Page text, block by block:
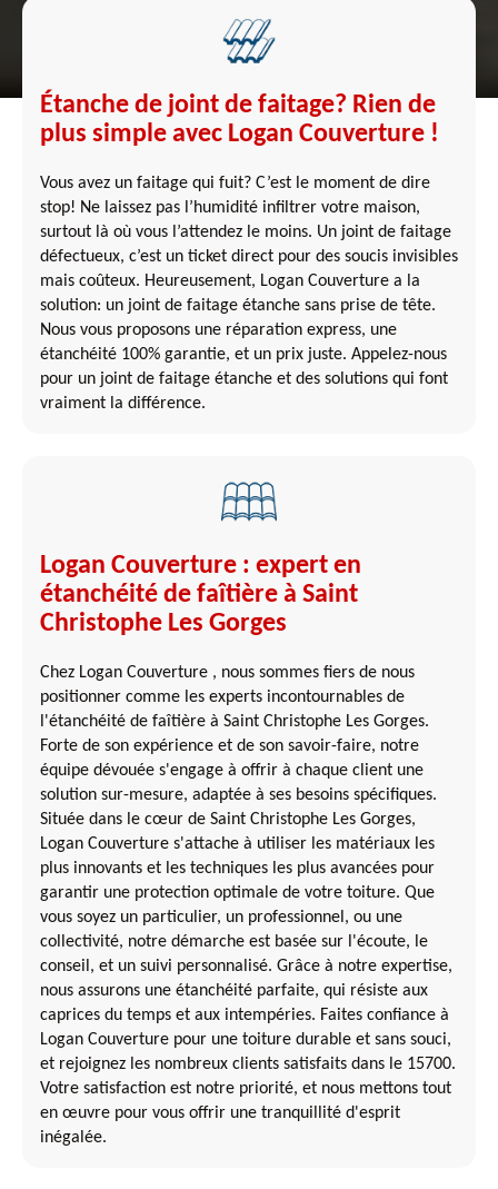
Étanche de joint de faitage? Rien de
plus simple avec Logan Couverture !
Vous avez un faitage qui fuit? C’est le moment de dire
stop! Ne laissez pas l’humidité infiltrer votre maison,
surtout là où vous l’attendez le moins. Un joint de faitage
défectueux, c’est un ticket direct pour des soucis invisibles
mais coûteux. Heureusement, Logan Couverture a la
solution: un joint de faitage étanche sans prise de tête.
Nous vous proposons une réparation express, une
étanchéité 100% garantie, et un prix juste. Appelez-nous
pour un joint de faitage étanche et des solutions qui font
vraiment la différence.
Logan Couverture : expert en
étanchéité de faîtière à Saint
Christophe Les Gorges
Chez Logan Couverture , nous sommes fiers de nous
positionner comme les experts incontournables de
l'étanchéité de faîtière à Saint Christophe Les Gorges.
Forte de son expérience et de son savoir-faire, notre
équipe dévouée s'engage à offrir à chaque client une
solution sur-mesure, adaptée à ses besoins spécifiques.
Située dans le cœur de Saint Christophe Les Gorges,
Logan Couverture s'attache à utiliser les matériaux les
plus innovants et les techniques les plus avancées pour
garantir une protection optimale de votre toiture. Que
vous soyez un particulier, un professionnel, ou une
collectivité, notre démarche est basée sur l'écoute, le
conseil, et un suivi personnalisé. Grâce à notre expertise,
nous assurons une étanchéité parfaite, qui résiste aux
caprices du temps et aux intempéries. Faites confiance à
Logan Couverture pour une toiture durable et sans souci,
et rejoignez les nombreux clients satisfaits dans le 15700.
Votre satisfaction est notre priorité, et nous mettons tout
en œuvre pour vous offrir une tranquillité d'esprit
inégalée.